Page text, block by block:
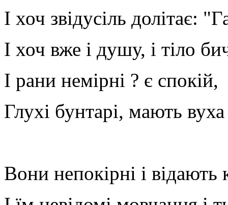
І хоч звідусіль долітає:
І хоч вже і душу, і тіло
І рани немірні ? є спокій,
Глухі бунтарі, мають
Вони непокірні і відають